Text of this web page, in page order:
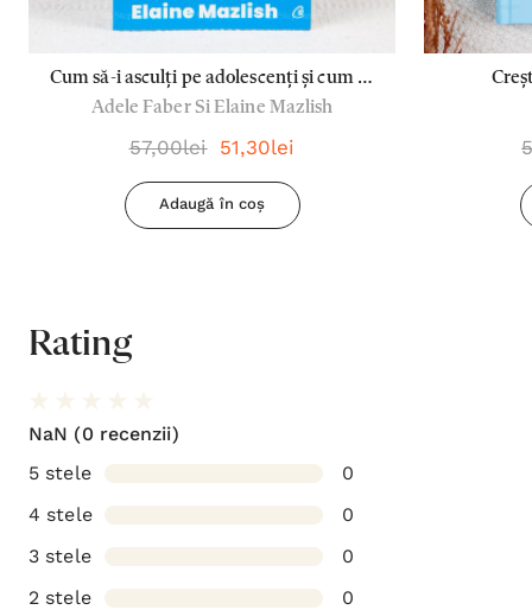
Cum să-i asculți pe adolescenți și cum să
te faci ascultat - Adele Faber si Elaine
Mazlish
Adele Faber Si Elaine Mazlish
57,00lei 51,30lei
Adaugă în coș
Rating
NaN (0 recenzii)
5 stele
0
4 stele
0
3 stele
0
2 stele
0